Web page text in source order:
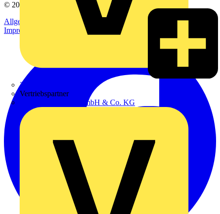
Zumtobel
Vertriebspartner
Adalbert Zajadacz GmbH & Co. KG
© 2002-
Voltimum
Allgemeine Geschäftsbedingungen
Datenschutzerklärung
Impressum